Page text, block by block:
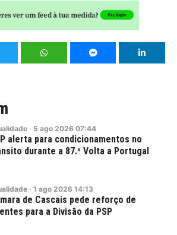
· 5 ago 2026 07:44
alerta para condicionamentos no
durante a 87.ª Volta a Portugal
· 1 ago 2026 14:13
de Cascais pede reforço de
para a Divisão da PSP